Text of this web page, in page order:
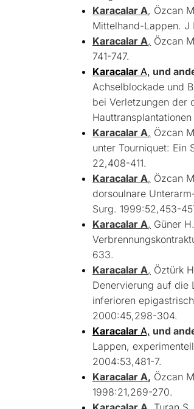
Karacalar A, Özcan
Mittelhand-Lappen. J
Karacalar A, Özcan
741-747.
Karacalar A, und
Achselblockade und
bei Verletzungen der
Karacalar A, Özcan
unter Tourniquet: Ein
22,408-411.
Karacalar A, Özcan
dorsoulnare
Surg. 1999:52,453-
Karacalar A, Güner
633.
Karacalar A, Öztürk
Denervierung auf die
inferioren
2000:45,298-304.
Karacalar A, und
Lappen,
2004:53,481-7.
Karacalar A, Özcan
1998:21,269-270.